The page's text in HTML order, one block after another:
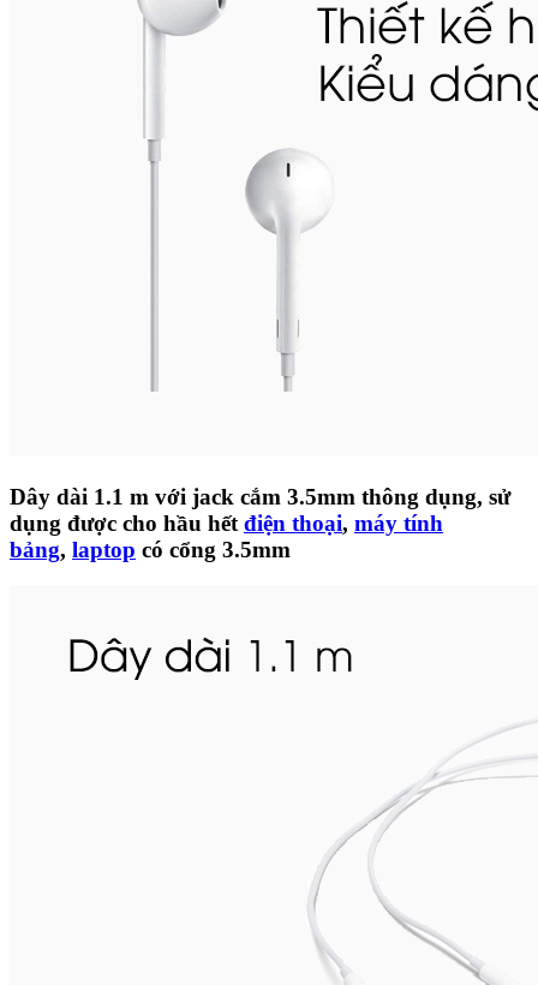
Dây dài 1.1 m với jack cắm 3.5mm thông dụng, sử
dụng được cho hầu hết điện thoại, máy tính
bảng, laptop có cổng 3.5mm